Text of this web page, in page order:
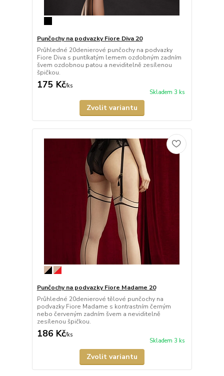
Punčochy na podvazky Fiore Diva 20
Průhledné 20denierové punčochy na podvazky
Fiore Diva s puntíkatým lemem ozdobným zadním
švem ozdobnou patou a neviditelně zesílenou
špičkou.
175 Kč/ks
Skladem 3 ks
Zvolit variantu
Punčochy na podvazky Fiore Madame 20
Průhledné 20denierové tělové punčochy na
podvazky Fiore Madame s kontrastním černým
nebo červeným zadním švem a neviditelně
zesílenou špičkou.
186 Kč/ks
Skladem 3 ks
Zvolit variantu